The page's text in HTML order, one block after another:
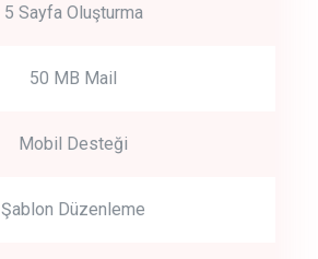
5 Sayfa Oluşturma
50 MB Mail
Mobil Desteği
Şablon Düzenleme